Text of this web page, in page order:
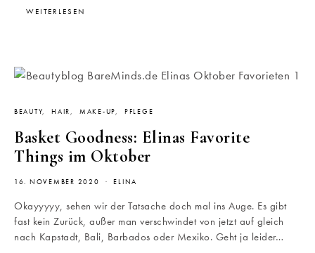
WEITERLESEN
BEAUTY HAIR MAKE-UP PFLEGE
Basket Goodness: Elinas Favorite
Things im Oktober
16. NOVEMBER 2020 ELINA
Okayyyyy, sehen wir der Tatsache doch mal ins Auge. Es gibt
fast kein Zurück, außer man verschwindet von jetzt auf gleich
nach Kapstadt, Bali, Barbados oder Mexiko. Geht ja leider…